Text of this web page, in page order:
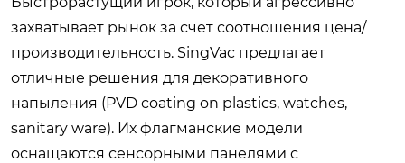
захватывает рынок за счет соотношения цена/
производительность. SingVac предлагает
отличные решения для декоративного
напыления (PVD coating on plastics, watches,
sanitary ware). Их флагманские модели
оснащаются сенсорными панелями с